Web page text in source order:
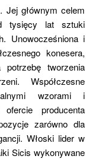
Jej głównym celem
tysięcy lat sztuki
Unowocześniona i
konesera,
tworzenia
Współczesne
wzorami i
producenta
zarówno dla
Włoski lider w
Sicis wykonywane